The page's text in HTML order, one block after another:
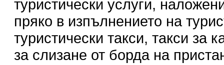
туристически услуги,
пряко в изпълнението на
туристически такси, такси за
за слизане от борда на